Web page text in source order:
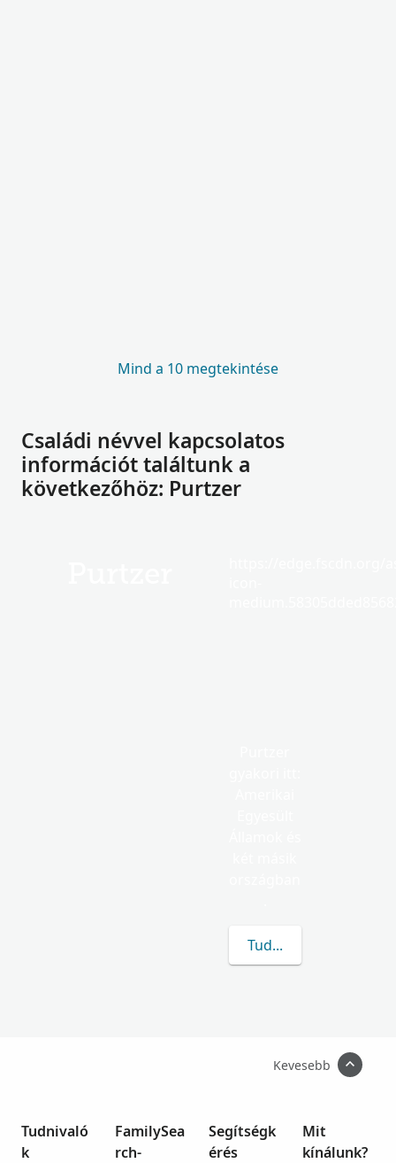
Mind a 10 megtekintése
Családi névvel kapcsolatos
információt találtunk a
következőhöz: Purtzer
Tudj meg többet a(z)
Kevesebb
Tudnivaló
k
FamilySea
rch-
Segítségk
érés
Mit
kínálunk?